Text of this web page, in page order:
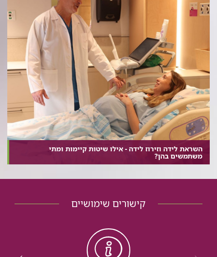
השראת לידה וזירוז לידה - אילו שיטות קיימות ומתי
משתמשים בהן?
קישורים שימושיים